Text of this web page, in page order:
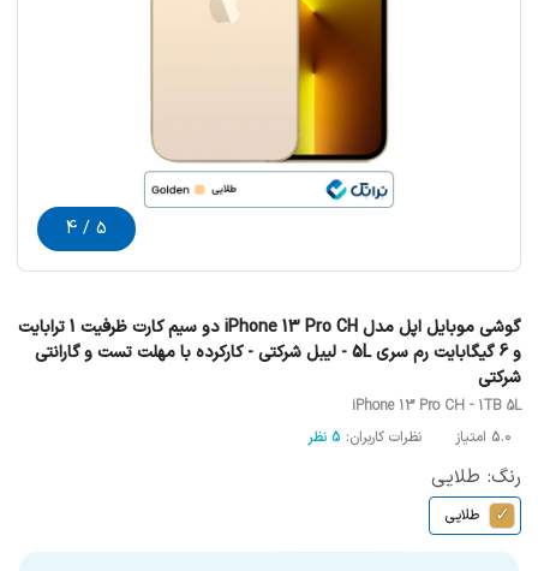
5 / 4
گوشی موبایل اپل مدل iPhone 13 Pro CH دو سیم‌ کارت ظرفیت 1 ترابایت
و 6 گیگابایت رم سری 5L - لیبل شرکتی - کارکرده با مهلت تست و گارانتی
شرکتی
iPhone 13 Pro CH - 1TB 5L
5.0 امتیاز
نظرات کاربران: 5 نظر
رنگ: طلایی
✓
طلایی